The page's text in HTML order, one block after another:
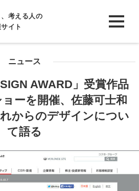
考える人の
イト
ニュース
AWARD」受賞作品
ーを開催、佐藤可士和
からのデザインについ
て語る